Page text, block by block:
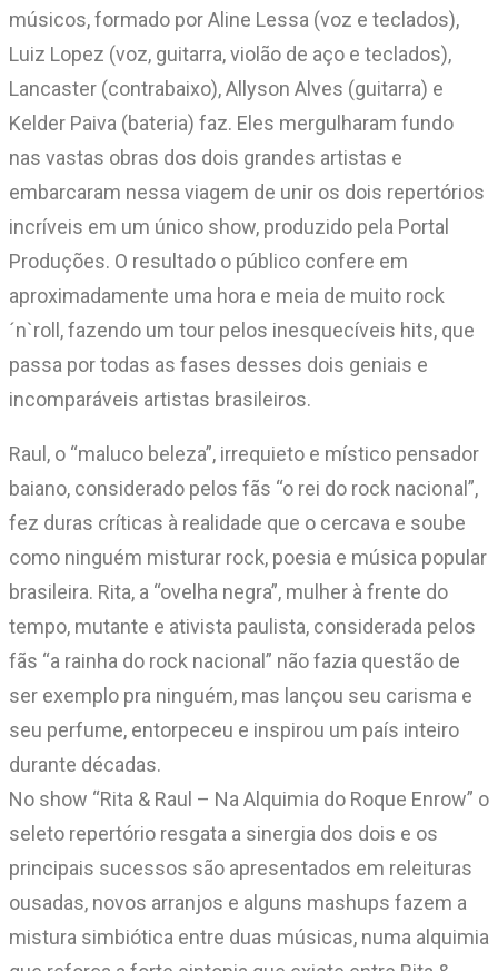
músicos, formado por Aline Lessa (voz e teclados),
Luiz Lopez (voz, guitarra, violão de aço e teclados),
Lancaster (contrabaixo), Allyson Alves (guitarra) e
Kelder Paiva (bateria) faz. Eles mergulharam fundo
nas vastas obras dos dois grandes artistas e
embarcaram nessa viagem de unir os dois repertórios
incríveis em um único show, produzido pela Portal
Produções. O resultado o público confere em
aproximadamente uma hora e meia de muito rock
´n`roll, fazendo um tour pelos inesquecíveis hits, que
passa por todas as fases desses dois geniais e
incomparáveis artistas brasileiros.
Raul, o “maluco beleza”, irrequieto e místico pensador
baiano, considerado pelos fãs “o rei do rock nacional”,
fez duras críticas à realidade que o cercava e soube
como ninguém misturar rock, poesia e música popular
brasileira. Rita, a “ovelha negra”, mulher à frente do
tempo, mutante e ativista paulista, considerada pelos
fãs “a rainha do rock nacional” não fazia questão de
ser exemplo pra ninguém, mas lançou seu carisma e
seu perfume, entorpeceu e inspirou um país inteiro
durante décadas.
No show “Rita & Raul – Na Alquimia do Roque Enrow” o
seleto repertório resgata a sinergia dos dois e os
principais sucessos são apresentados em releituras
ousadas, novos arranjos e alguns mashups fazem a
mistura simbiótica entre duas músicas, numa alquimia